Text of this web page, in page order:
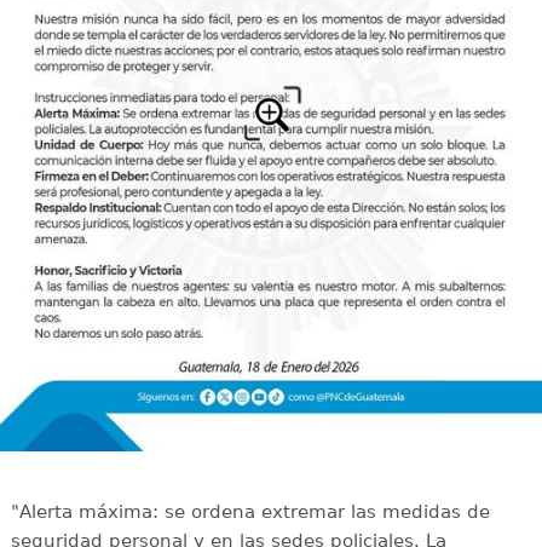
"Alerta máxima: se ordena extremar las medidas de
seguridad personal y en las sedes policiales. La